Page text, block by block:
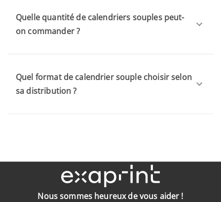
Quelle quantité de calendriers souples peut-
on commander ?
Quel format de calendrier souple choisir selon
sa distribution ?
Nous sommes heureux de vous aider !